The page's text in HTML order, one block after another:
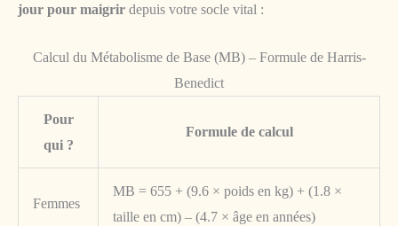
jour pour maigrir depuis votre socle vital :
Calcul du Métabolisme de Base (MB) – Formule de Harris-
Benedict
Pour
qui ?
Formule de calcul
Femmes
MB = 655 + (9.6 × poids en kg) + (1.8 ×
taille en cm) – (4.7 × âge en années)